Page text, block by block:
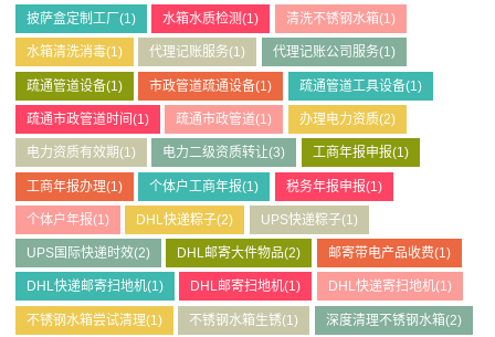
披萨盒定制工厂 (1) 水箱水质检测(1) 清洗不锈钢水箱(1)
水箱清洗消毒(1) 代理记账服务(1) 代理记账公司服务(1)
疏通管道设备(1) 市政管道疏通设备(1) 疏通管道工具设备(1)
疏通市政管道时间 (1) 疏通市政管道(1) 办理电力资质(2)
电力资质有效期 (1) 电力二级资质转让(3) 工商年报申报(1)
工商年报办理(1) 个体户工商年报(1) 税务年报申报(1)
个体户年报(1) DHL快递粽子(2) UPS快递粽子(1)
UPS国际快递时效(2) DHL邮寄大件物品(2) 邮寄带电产品收费(1)
DHL快递邮寄扫地机(1) DHL邮寄扫地机(1) DHL快递寄扫地机(1)
不锈钢水箱尝试清理(1) 不锈钢水箱生锈(1) 深度清理不锈钢水箱(2)